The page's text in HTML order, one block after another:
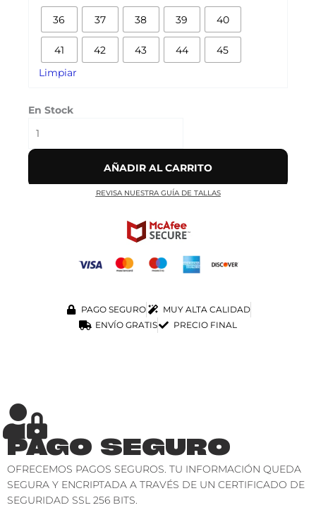
36 37 38 39 40
41 42 43 44 45
Limpiar
En Stock
RETRO
HIGH
OG
'NEUTRAL
GREY'
AÑADIR AL CARRITO
REVISA NUESTRA GUÍA DE TALLAS
PAGO SEGURO
MUY ALTA CALIDAD
ENVÍO GRATIS
PRECIO FINAL
PAGO SEGURO
OFRECEMOS PAGOS SEGUROS. TU INFORMACIÓN QUEDA
SEGURA Y ENCRIPTADA A TRAVÉS DE UN CERTIFICADO DE
SEGURIDAD SSL 256 BITS.